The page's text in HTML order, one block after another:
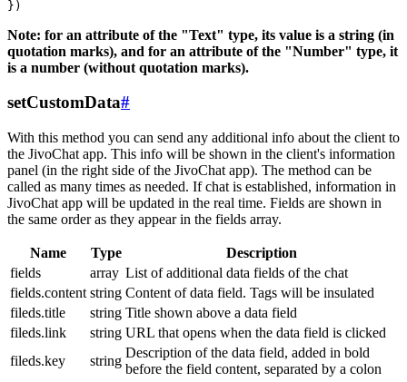
Note: for an attribute of the "Text" type, its value is a string (in
quotation marks), and for an attribute of the "Number" type, it
is a number (without quotation marks).
setCustomData#
With this method you can send any additional info about the client to
the JivoChat app. This info will be shown in the client's information
panel (in the right side of the JivoChat app). The method can be
called as many times as needed. If chat is established, information in
JivoChat app will be updated in the real time. Fields are shown in
the same order as they appear in the fields array.
Name Type
Description
fields
array List of additional data fields of the chat
fields.content string Content of data field. Tags will be insulated
fileds.title
string Title shown above a data field
fileds.link
string URL that opens when the data field is clicked
fileds.key
string
Description of the data field, added in bold
before the field content, separated by a colon